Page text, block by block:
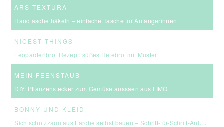
ARS TEXTURA
Handtasche häkeln – einfache Tasche für Anfängerinnen
NICEST THINGS
Leopardenbrot Rezept: süßes Hefebrot mit Muster
MEIN FEENSTAUB
DIY: Pflanzenstecker zum Gemüse aussäen aus FIMO
BONNY UND KLEID
Sichtschutzzaun aus Lärche selbst bauen – Schritt-für-Schritt-Anleitung & Kosten